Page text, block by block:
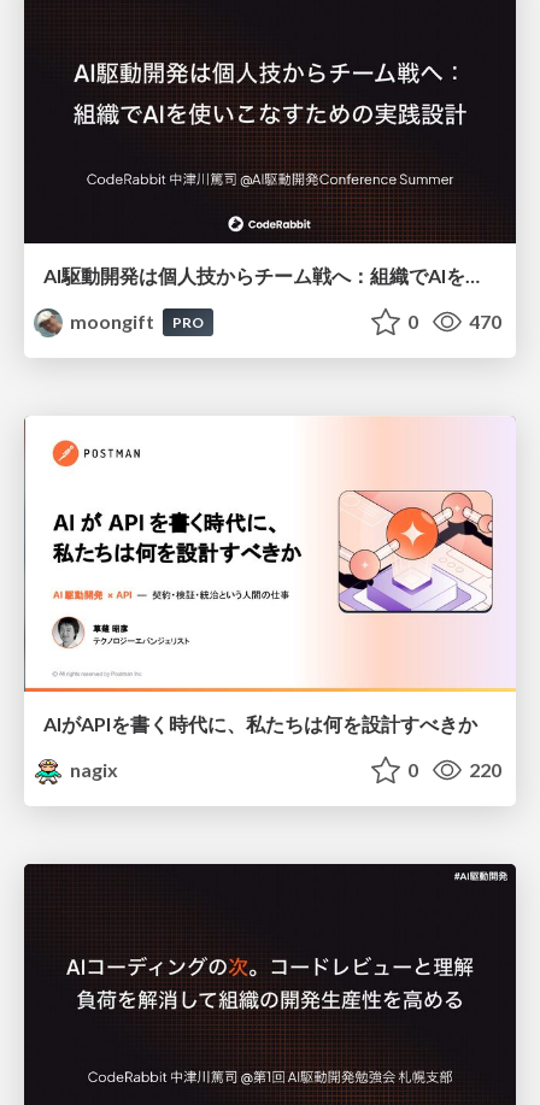
moongift
PRO 0 470
AIがAPIを書く時代に、私たちは何を設計すべきか
nagix
0 220